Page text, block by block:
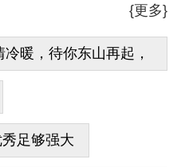
{更多}
暖，待你东山再起，
辉煌
足够强大